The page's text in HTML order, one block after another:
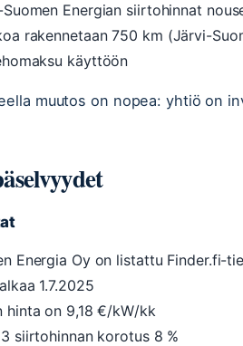
Energian siirtohinnat
rakennetaan 750 km (Järvi-
käyttöön
muutos on nopea: yhtiö on
Energia Oy on listattu Finder.fi-
1.7.2025
hinta on 9,18 €/kW/kk
siirtohinnan korotus 8 %